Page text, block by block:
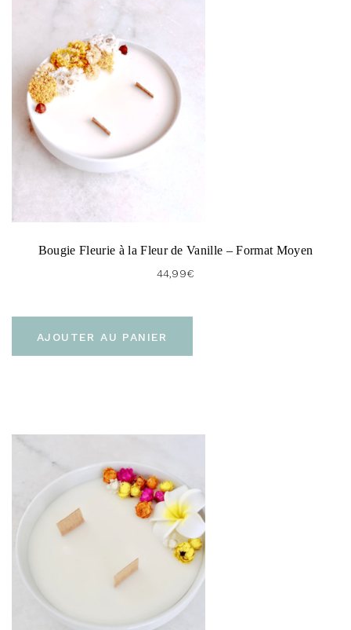
Bougie Fleurie à la Fleur de Vanille – Format Moyen
44,99€
AJOUTER AU PANIER